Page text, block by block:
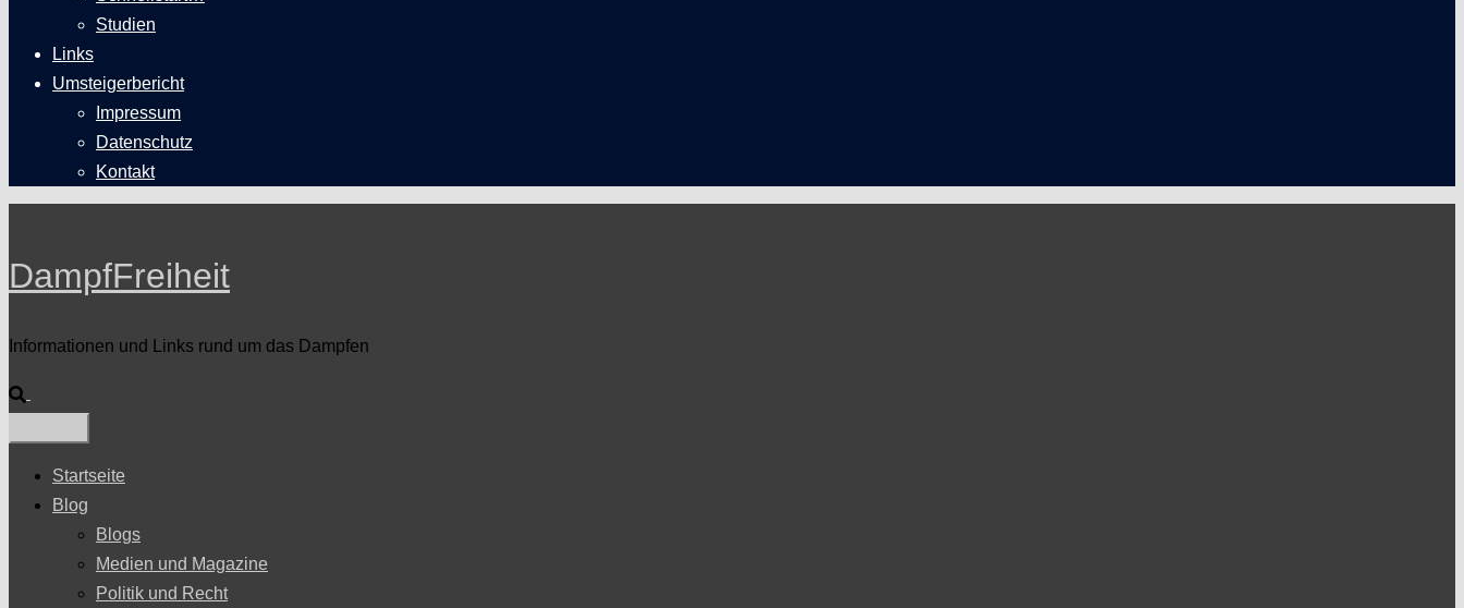
Studien
Links
Umsteigerbericht
Impressum
Datenschutz
Kontakt
DampfFreiheit
Informationen und Links rund um das Dampfen
Suche
Startseite
Blog
Blogs
Medien und Magazine
Politik und Recht